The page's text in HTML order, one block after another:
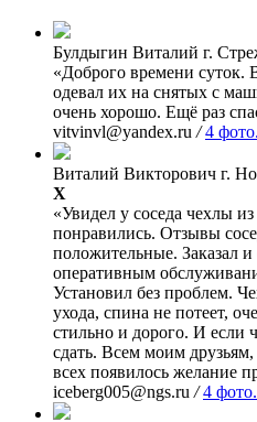
Булдыгин Виталий г.
«Доброго времени суток.
одевал их на снятых с
очень хорошо. Ещё раз
vitvinvl@yandex.ru / 4
Виталий Викторович г.
X
«Увидел у соседа чехлы
понравились. Отзывы
положительные. Заказал и
оперативным
Установил без проблем.
ухода, спина не потеет,
стильно и дорого. И если
сдать. Всем моим
всех появилось желание
iceberg005@ngs.ru / 4